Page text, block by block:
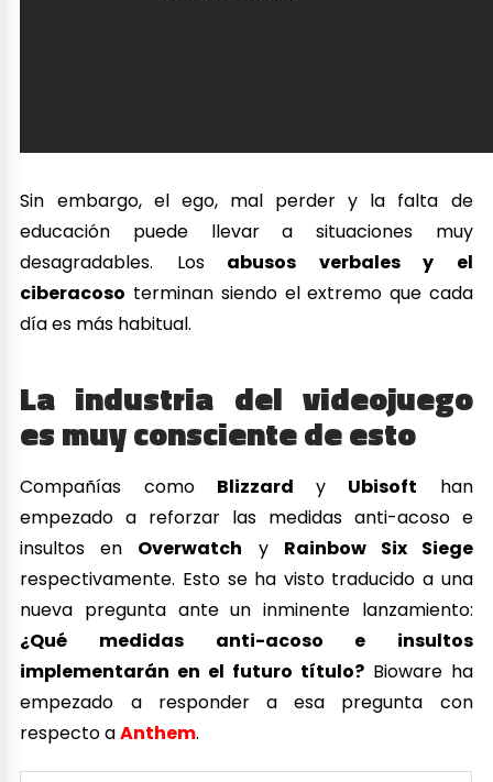
Sin embargo, el ego, mal perder y la falta de
educación puede llevar a situaciones muy
desagradables. Losabusos verbales y el
ciberacoso terminan siendo el extremo que cada
día es más habitual.
La industria del videojuego
es muy consciente de esto
Compañías como Blizzard y Ubisoft han
empezado a reforzar las medidas anti-acoso e
insultos en Overwatch y Rainbow Six Siege
respectivamente. Esto se ha visto traducido a una
nueva pregunta ante un inminente lanzamiento:
¿Qué medidas anti-acoso e insultos
implementarán en el futuro título?Bioware ha
empezado a responder a esa pregunta con
respecto aAnthem.